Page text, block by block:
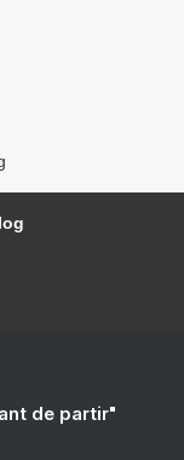
de partir"